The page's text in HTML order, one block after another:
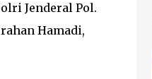
Jenderal Pol.
Hamadi,